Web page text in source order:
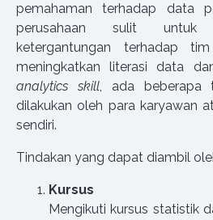
pemahaman terhadap data
perusahaan sulit untuk
ketergantungan terhadap
meningkatkan literasi data
analytics skill, ada beberapa
dilakukan oleh para karyawan
sendiri.
Tindakan yang dapat diambil
Kursus
Mengikuti kursus statistik